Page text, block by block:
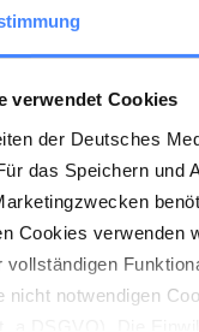
verwendet Cookies
der Deutsches
das Speichern und
Cookies verwenden
vollständigen
nicht notwendigen